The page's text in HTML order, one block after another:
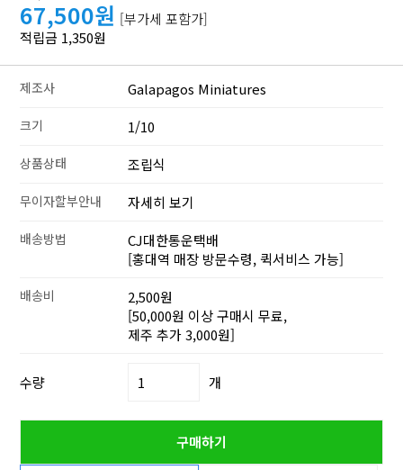
67,500원 [부가세 포함가]
적립금 1,350원
제조사 Galapagos Miniatures
크기 1/10
상품상태 조립식
무이자할부안내 자세히 보기
배송방법
CJ대한통운택배
[홍대역 매장 방문수령, 퀵서비스 가능]
배송비
2,500원
[50,000원 이상 구매시 무료,
제주 추가 3,000원]
수량 개
구매하기